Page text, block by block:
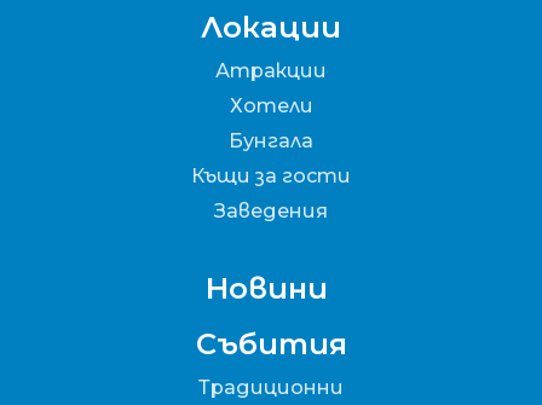
Локации
Атракции
Хотели
Бунгала
Къщи за гости
Заведения
Новини
Събития
Традиционни